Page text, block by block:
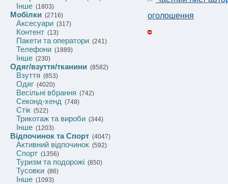
Інше (1803)
Мобілки (2716)
Аксесуари (317)
Контент (13)
Пакети та оператори (241)
Телефони (1889)
Інше (230)
Одяг/взуття/тканини (8582)
Взуття (853)
Одяг (4020)
Весільні вбрання (742)
Секонд-хенд (748)
Стік (522)
Трикотаж та вироби (344)
Інше (1203)
Відпочинок та Спорт (4047)
Активний відпочинок (592)
Спорт (1356)
Туризм та подорожі (850)
Тусовки (86)
Інше (1093)
оголошення